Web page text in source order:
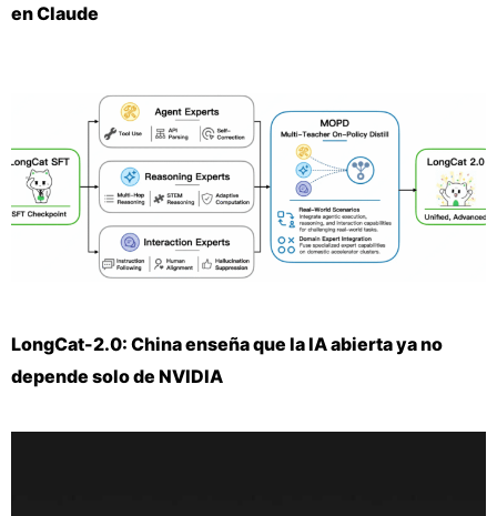
en Claude
LongCat-2.0: China enseña que la IA abierta ya no
depende solo de NVIDIA